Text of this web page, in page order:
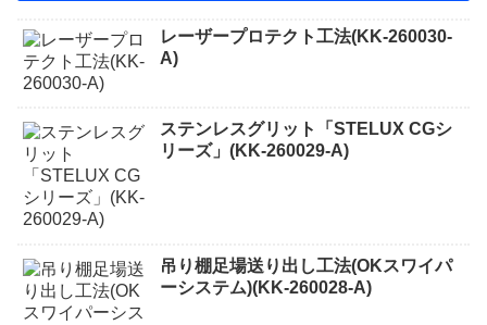
レーザープロテクト⼯法(KK-260030-
A)
ステンレスグリット「STELUX CGシ
リーズ」(KK-260029-A)
吊り棚足場送り出し工法(OKスワイパ
ーシステム)(KK-260028-A)